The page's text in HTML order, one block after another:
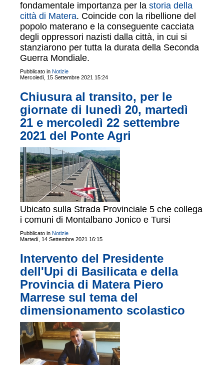
fondamentale importanza per la storia della
città di Matera. Coincide con la ribellione del
popolo materano e la conseguente cacciata
degli oppressori nazisti dalla città, in cui si
stanziarono per tutta la durata della Seconda
Guerra Mondiale.
Pubblicato in Notizie
Mercoledì, 15 Settembre 2021 15:24
Chiusura al transito, per le
giornate di lunedì 20, martedì
21 e mercoledì 22 settembre
2021 del Ponte Agri
Ubicato sulla Strada Provinciale 5 che collega
i comuni di Montalbano Jonico e Tursi
Pubblicato in Notizie
Martedì, 14 Settembre 2021 16:15
Intervento del Presidente
dell'Upi di Basilicata e della
Provincia di Matera Piero
Marrese sul tema del
dimensionamento scolastico